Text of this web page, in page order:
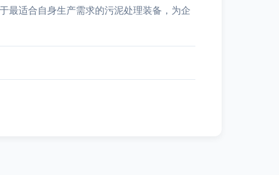
最适合自身生产需求的污泥处理装备，为企